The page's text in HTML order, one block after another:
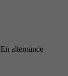
En alternance